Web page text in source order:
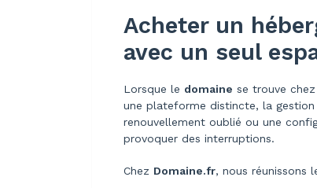
Acheter un
avec un seul
Lorsque le domaine se trouve
une plateforme distincte, la
renouvellement oublié ou une
provoquer des interruptions.
Chez Domaine.fr, nous réunissons